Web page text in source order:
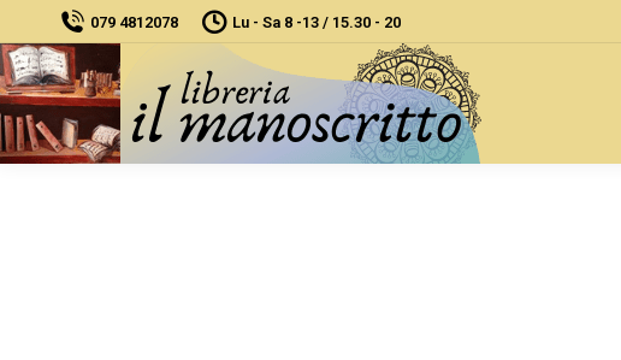
079 4812078 Lu - Sa 8 -13 / 15.30 - 20